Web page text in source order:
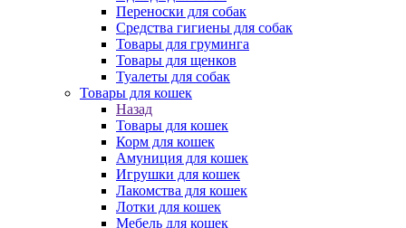
Переноски для собак
Средства гигиены для собак
Товары для груминга
Товары для щенков
Туалеты для собак
Товары для кошек
Назад
Товары для кошек
Корм для кошек
Амуниция для кошек
Игрушки для кошек
Лакомства для кошек
Лотки для кошек
Мебель для кошек